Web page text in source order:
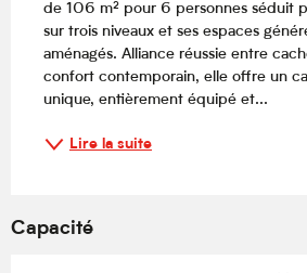
de 106 m² pour 6 personnes séduit
sur trois niveaux et ses espaces
aménagés. Alliance réussie entre
confort contemporain, elle offre un
unique, entièrement équipé et...
Lire la suite
Capacité